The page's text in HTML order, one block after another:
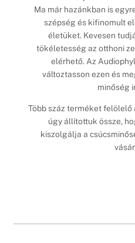
Ma már hazánkban is
szépség és kifinomult
életüket. Kevesen
tökéletesség az otthoni
elérhető. Az
változtasson ezen és
minőség
Több száz terméket
úgy állítottuk össze,
kiszolgálja a